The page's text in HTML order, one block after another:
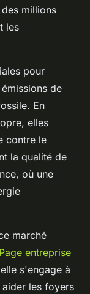
millions
les
pour
de
En
elles
contre le
la qualité de
où une
marché
Page entreprise
s'engage à
les foyers